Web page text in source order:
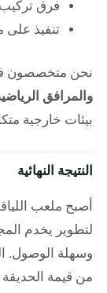
فرق
تنفيذ على
نحن متخصصون
والمرافق
بيئات خارجية
النتيجة النهائية
أصبح ملعب
لتطوير يخدم
وسهلة الوصول.
من قيمة